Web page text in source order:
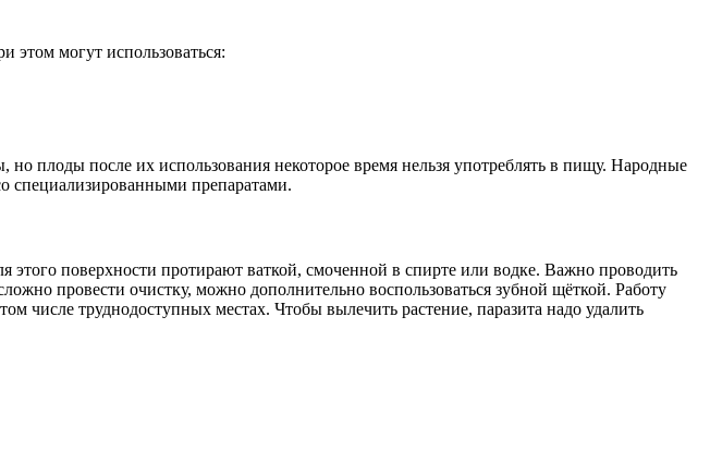
этом могут использоваться:
плоды после их использования некоторое время нельзя употреблять в пищу. Народные
специализированными препаратами.
поверхности протирают ваткой, смоченной в спирте или водке. Важно проводить
провести очистку, можно дополнительно воспользоваться зубной щёткой. Работу
числе труднодоступных местах. Чтобы вылечить растение, паразита надо удалить